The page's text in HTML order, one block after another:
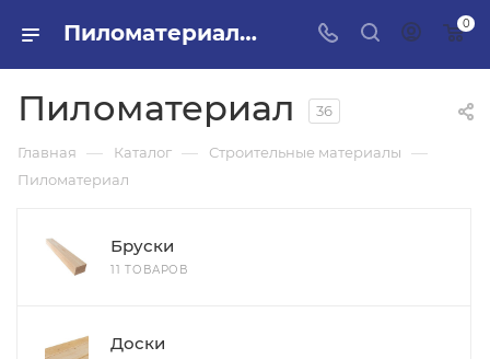
Пиломатериал в ПИЛОН — купить стройматериалы в интернет-магазине ПИЛОН с доставкой оптом и в розницу 0
Пиломатериал 36
Главная — Каталог — Строительные материалы —
Пиломатериал
Бруски
11 ТОВАРОВ
Доски